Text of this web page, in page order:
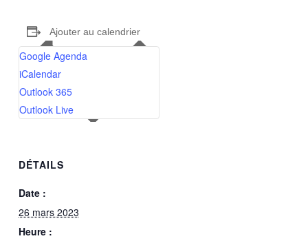
Ajouter au calendrier
Google Agenda
iCalendar
Outlook 365
Outlook Live
DÉTAILS
Date :
26 mars 2023
Heure :